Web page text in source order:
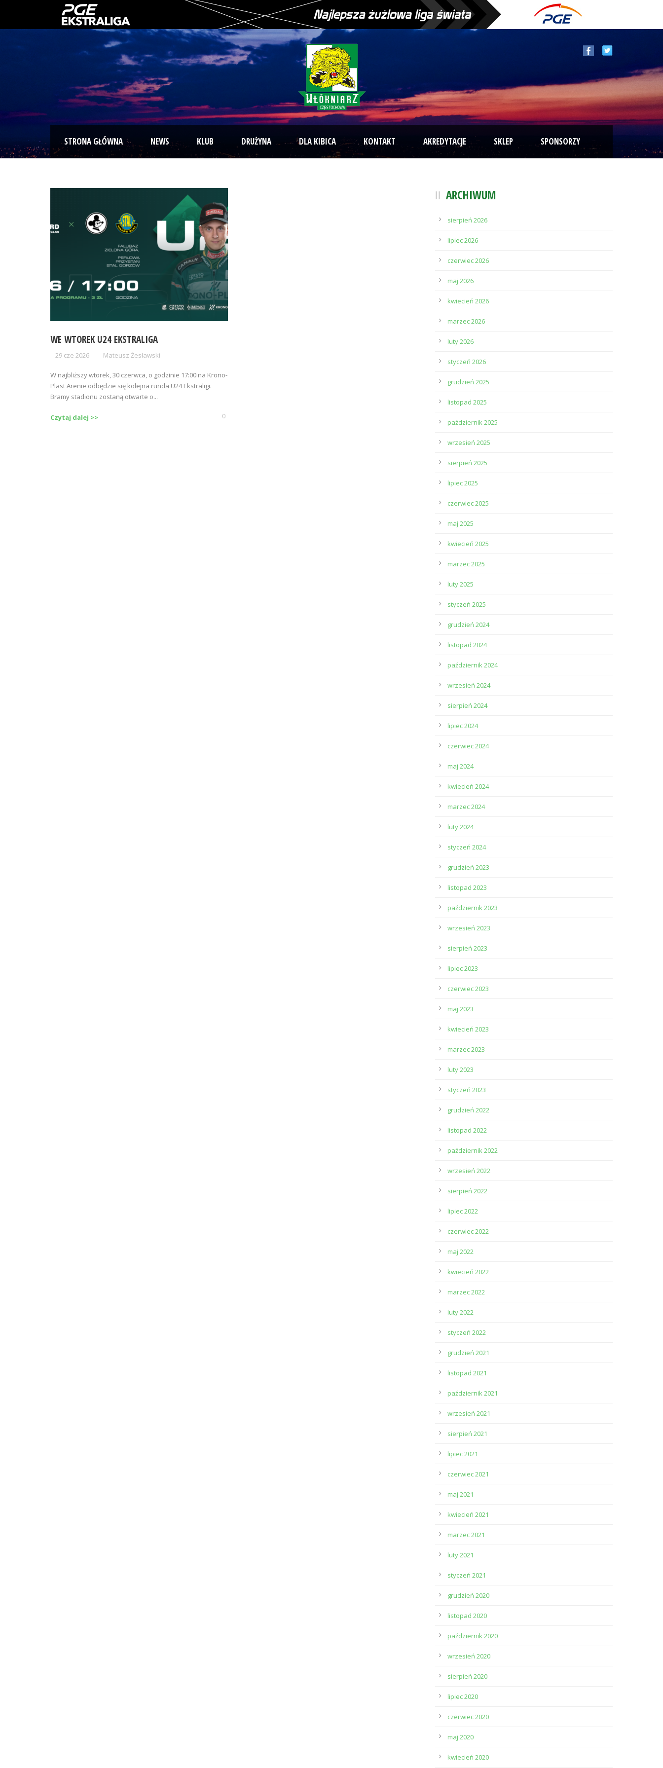
STRONA GŁÓWNA NEWS KLUB DRUŻYNA DLA KIBICA KONTAKT AKREDYTACJE SKLEP SPONSORZY
WE WTOREK U24 EKSTRALIGA
29 cze 2026 Mateusz Żesławski
W najbliższy wtorek, 30 czerwca, o godzinie 17:00 na Krono-
Plast Arenie odbędzie się kolejna runda U24 Ekstraligi.
Bramy stadionu zostaną otwarte o...
Czytaj dalej >> 0
ARCHIWUM
sierpień 2026
lipiec 2026
czerwiec 2026
maj 2026
kwiecień 2026
marzec 2026
luty 2026
styczeń 2026
grudzień 2025
listopad 2025
październik 2025
wrzesień 2025
sierpień 2025
lipiec 2025
czerwiec 2025
maj 2025
kwiecień 2025
marzec 2025
luty 2025
styczeń 2025
grudzień 2024
listopad 2024
październik 2024
wrzesień 2024
sierpień 2024
lipiec 2024
czerwiec 2024
maj 2024
kwiecień 2024
marzec 2024
luty 2024
styczeń 2024
grudzień 2023
listopad 2023
październik 2023
wrzesień 2023
sierpień 2023
lipiec 2023
czerwiec 2023
maj 2023
kwiecień 2023
marzec 2023
luty 2023
styczeń 2023
grudzień 2022
listopad 2022
październik 2022
wrzesień 2022
sierpień 2022
lipiec 2022
czerwiec 2022
maj 2022
kwiecień 2022
marzec 2022
luty 2022
styczeń 2022
grudzień 2021
listopad 2021
październik 2021
wrzesień 2021
sierpień 2021
lipiec 2021
czerwiec 2021
maj 2021
kwiecień 2021
marzec 2021
luty 2021
styczeń 2021
grudzień 2020
listopad 2020
październik 2020
wrzesień 2020
sierpień 2020
lipiec 2020
czerwiec 2020
maj 2020
kwiecień 2020